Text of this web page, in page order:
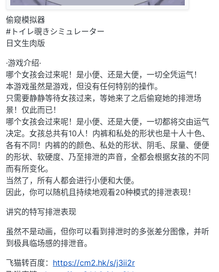
偷窥模拟器
#トイレ覗きシミュレーター
日文生肉版
·游戏介绍·
哪个女孩会过来呢！是小便、还是大便，一切全凭运气！
本游戏虽然是游戏，但没有任何特别的操作。
只需要静静等待女孩过来，等她来了之后偷窥她的排泄场
景！仅此而已！
哪个女孩会过来呢！是小便、还是大便，一切都将交由运气
决定。女孩总共有10人！内裤和私处的形状也是十人十色、
各有不同！内裤的的颜色、私处的形状、阴毛、尿量、便便
的形状、软硬度、乃至排泄的声音，全都会根据女孩的不同
而有所变化。
当然了，所有人都会进行小便和大便。
因此，你可以随机且持续地观看20种模式的排泄表现！
讲究的特写排泄表现
虽然不是动画，但你可以看到排泄时的多张差分图像，并听
到极具临场感的排泄音。
飞猫转百度： https://cm2.hk/s/j3ii2r